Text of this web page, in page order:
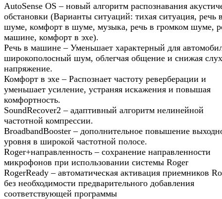
AutoSense OS – новый алгоритм распознавания
обстановки (Варианты ситуаций: тихая ситуация, речь
шуме, комфорт в шуме, музыка, речь в громком шуме,
машине, комфорт в эхе).
Речь в машине – Уменьшает характерный для
широкополосный шум, облегчая общение и снижая
напряжение.
Комфорт в эхе – Распознает частоту реверберации и
уменьшает усиление, устраняя искажения и повышая
комфортность.
SoundRecover2 – адаптивный алгоритм нелинейной
частотной компрессии.
BroadbandBooster – дополнительное повышение
уровня в широкой частотной полосе.
Roger+направленность – сохранение направленности
микрофонов при использовании системы Roger
RogerReady – автоматическая активация приемников
без необходимости предварительного добавления
соответствующей программы